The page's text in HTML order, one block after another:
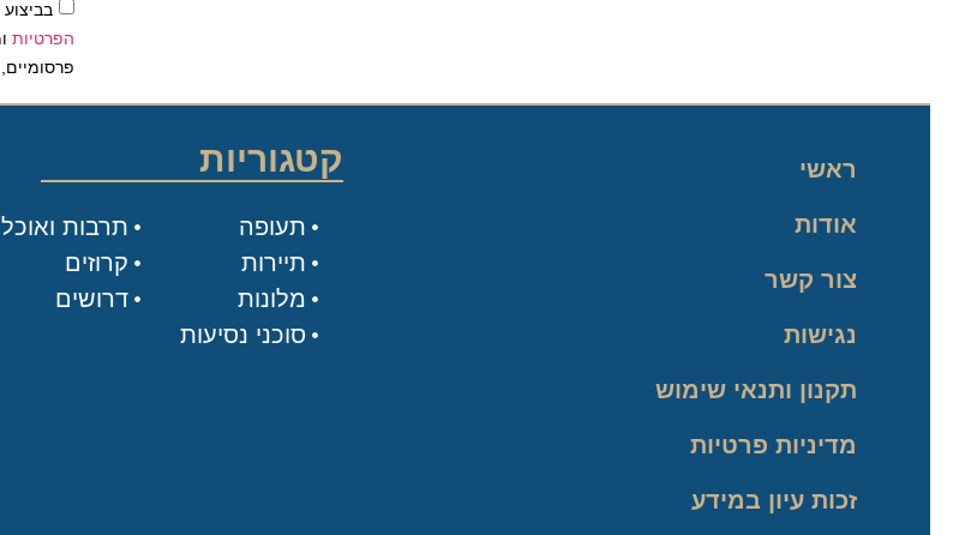
בביצוע
הפרטיות
פרסומיים,
ראשי
אודות
צור קשר
נגישות
תקנון ותנאי שימוש
מדיניות פרטיות
זכות עיון במידע
קטגוריות
תעופה
תיירות
מלונות
סוכני נסיעות
תרבות ואוכל
קרוזים
דרושים